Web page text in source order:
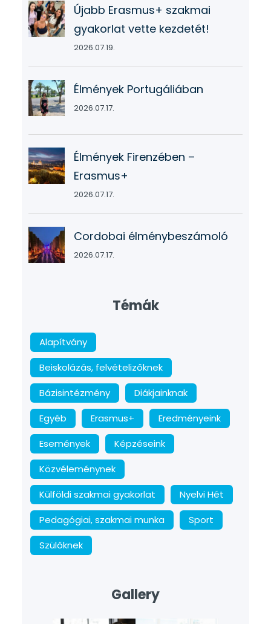
Újabb Erasmus+ szakmai
gyakorlat vette kezdetét!
2026.07.19.
Élmények Portugáliában
2026.07.17.
Élmények Firenzében –
Erasmus+
2026.07.17.
Cordobai élménybeszámoló
2026.07.17.
Témák
Alapítvány
Beiskolázás, felvételizőknek
Bázisintézmény
Diákjainknak
Egyéb
Erasmus+
Eredményeink
Események
Képzéseink
Közvéleménynek
Külföldi szakmai gyakorlat
Nyelvi Hét
Pedagógiai, szakmai munka
Sport
Szülőknek
Gallery